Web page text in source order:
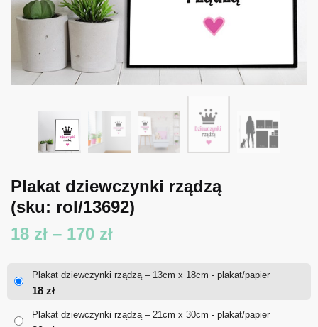
Plakat dziewczynki rządzą
(sku: rol/13692)
18 zł – 170 złZakres
18 zł
Plakat dziewczynki rządzą – 13cm x 18cm - plakat/papier
18 zł
Plakat dziewczynki rządzą – 21cm x 30cm - plakat/papier